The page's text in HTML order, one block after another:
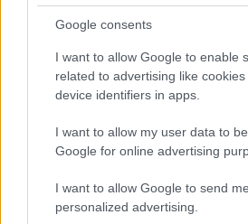
Google consents
I want to allow Google to enable
related to advertising like
device identifiers in apps.
I want to allow my user data to
Google for online advertising
I want to allow Google to send me
personalized advertising.
quarantene, isolamenti,
tamponi e certificati –
aumento della mortalità con lo
atteggiamento razionale con
molti altri rischi connaturati
Entrambe queste strade
sconfitta per il modo
il governo ha impostato la